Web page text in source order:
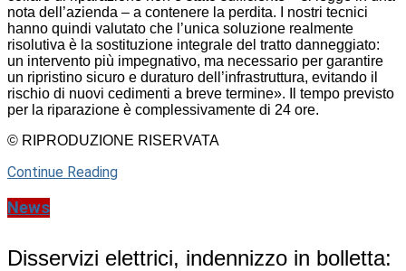
nota dell’azienda – a contenere la perdita. I nostri tecnici
hanno quindi valutato che l’unica soluzione realmente
risolutiva è la sostituzione integrale del tratto danneggiato:
un intervento più impegnativo, ma necessario per garantire
un ripristino sicuro e duraturo dell’infrastruttura, evitando il
rischio di nuovi cedimenti a breve termine». Il tempo previsto
per la riparazione è complessivamente di 24 ore.
© RIPRODUZIONE RISERVATA
Continue Reading
News
Disservizi elettrici, indennizzo in bolletta: